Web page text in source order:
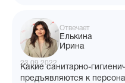
Отвечает
Елькина
Ирина
23.09.2022
Какие санитарно-
предъявляются к